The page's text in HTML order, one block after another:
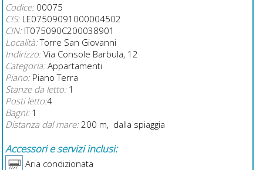
Codice:00075
CIS:LE07509091000004502
CIN:IT075090C200038901
Località: Torre San Giovanni
Indirizzo:Via Console Barbula, 12
Categoria:Appartamenti
Piano:Piano Terra
Stanze da letto:1
Posti letto:4
Bagni:1
Distanza dal mare:200 m, dalla spiaggia
Accessori e servizi inclusi:
Aria condizionata